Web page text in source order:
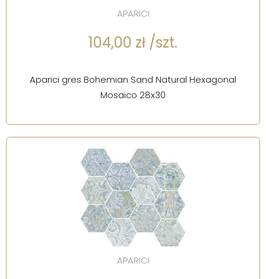
APARICI
104,00 zł /szt.
Aparici gres Bohemian Sand Natural Hexagonal
Mosaico 28x30
APARICI